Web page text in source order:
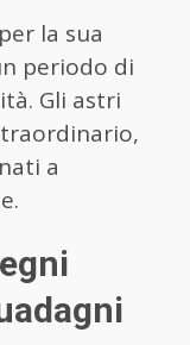
la sua
periodo di
Gli astri
a